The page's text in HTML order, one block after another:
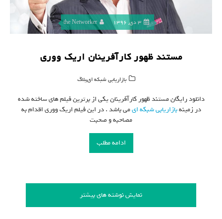
3 دی, 1396 the Networker
مستند ظهور کارآفرینان اریک ووری
بازاریابی شبکه ای,بلاگ
دانلود رایگان مستند ظهور کارآفرینان یکی از برترین فیلم های ساخته شده
در زمینهبازاریابی شبکه ایمی باشد . در این فیلم اریک ووری اقدام به
مصاحبه و صحبت
ادامه مطلب
نمایش نوشته های بیشتر